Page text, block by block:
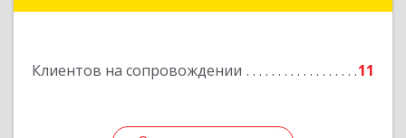
Клиентов на сопровождении 11